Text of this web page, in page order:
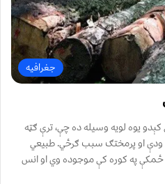
جغرافیه
کېدو یوه لویه وسیله ده چې، ترې ګټه
ودې او پرمختګ سبب ګرځي. طبیعي
په کوره کې موجوده وي او انس